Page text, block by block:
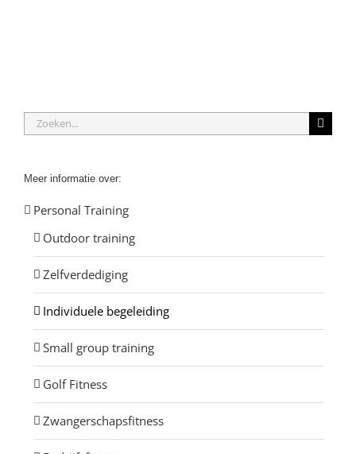
Zoeken
naar:
Meer informatie over:
Personal Training
Outdoor training
Zelfverdediging
Individuele begeleiding
Small group training
Golf Fitness
Zwangerschapsfitness